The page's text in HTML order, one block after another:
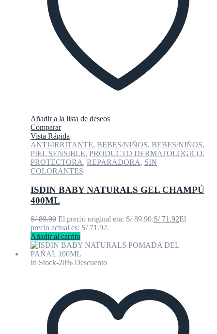
Añadir a la lista de deseos
Comparar
Vista Rápida
ANTI-IRRITANTE, BEBES/NIÑOS, BEBES/NIÑOS,
PIEL SENSIBLE, PRODUCTO DERMATOLOGICO,
PROTECTORA, REPARADORA, SIN
COLORANTES
ISDIN BABY NATURALS GEL CHAMPÚ
400ML
S/89.90 El precio original era: S/ 89.90.S/71.92El
precio actual es: S/ 71.92.
Añadir al carrito
In Stock-20% Descuento